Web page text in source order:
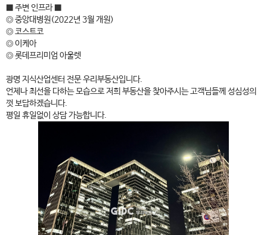
■ 주변 인프라 ■
◎ 중앙대병원(2022년 3월 개원)
◎ 코스트코
◎ 이케아
◎ 롯데프리미엄 아울렛
광명 지식산업센터 전문 우리부동산입니다.
언제나 최선을 다하는 모습으로 저희 부동산을 찾아주시는 고객님들께 성심성의
껏 보답하겠습니다.
평일 휴일없이 상담 가능합니다.